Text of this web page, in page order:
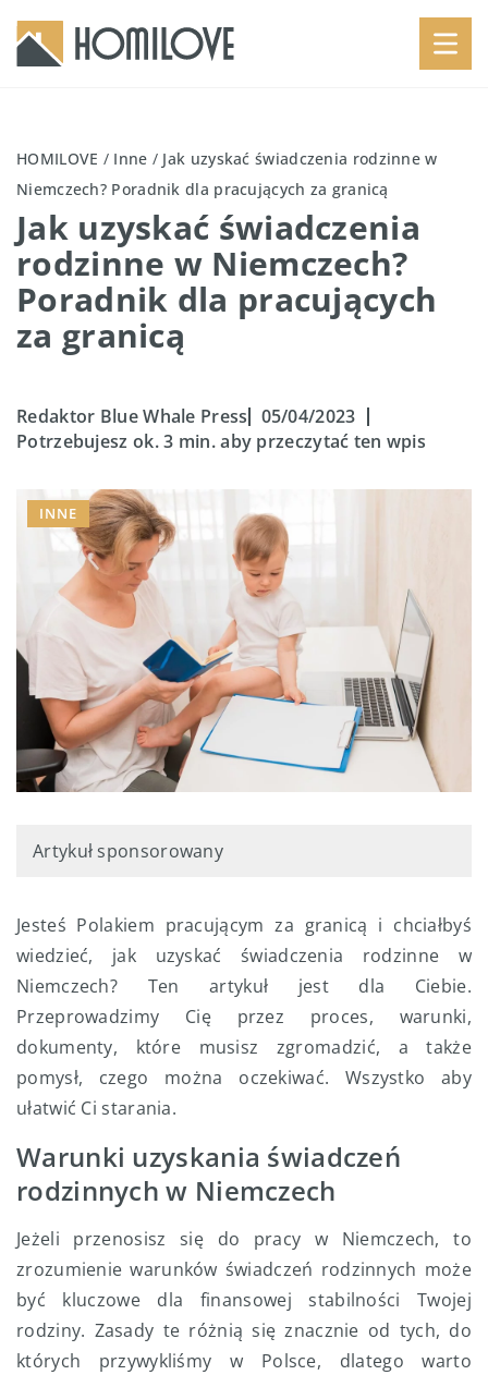
HOMILOVE / Inne / Jak uzyskać świadczenia rodzinne w
Niemczech? Poradnik dla pracujących za granicą
Jak uzyskać świadczenia
rodzinne w Niemczech?
Poradnik dla pracujących
za granicą
Redaktor Blue Whale Press
05/04/2023
Potrzebujesz ok. 3 min. aby przeczytać ten wpis
INNE
Artykuł sponsorowany
Jesteś Polakiem pracującym za granicą i chciałbyś
wiedzieć, jak uzyskać świadczenia rodzinne w
Niemczech? Ten artykuł jest dla Ciebie.
Przeprowadzimy Cię przez proces, warunki,
dokumenty, które musisz zgromadzić, a także
pomysł, czego można oczekiwać. Wszystko aby
ułatwić Ci starania.
Warunki uzyskania świadczeń
rodzinnych w Niemczech
Jeżeli przenosisz się do pracy w Niemczech, to
zrozumienie warunków świadczeń rodzinnych może
być kluczowe dla finansowej stabilności Twojej
rodziny. Zasady te różnią się znacznie od tych, do
których przywykliśmy w Polsce, dlatego warto